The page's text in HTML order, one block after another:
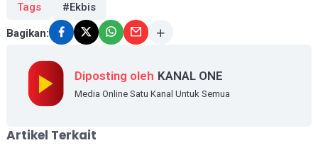
Tags #Ekbis
Bagikan:
Diposting oleh KANAL ONE
Media Online Satu Kanal Untuk Semua
Artikel Terkait